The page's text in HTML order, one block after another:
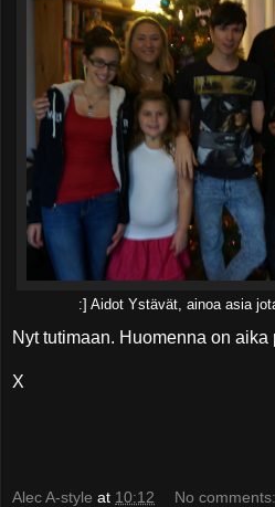
:] Aidot Ystävät, ainoa asia
Nyt tutimaan. Huomenna on
X
Alec A-style at 10:12 No comments: